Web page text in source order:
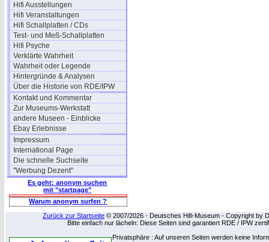
Hifi Ausstellungen
Hifi Veranstaltungen
Hifi Schallplatten / CDs
Test- und Meß-Schallplatten
Hifi Psyche
Verklärte Wahrheit
Wahrheit oder Legende
Hintergründe & Analysen
Über die Historie von RDE/IPW
Kontakt und Kommentar
Zur Museums-Werkstatt
andere Museen - Einblicke
Ebay Erlebnisse
Impressum
International Page
Die schnelle Suchseite
"Werbung Dezent"
Es geht: anonym suchen
mit "startpage"
Warum anonym surfen ?
Zurück zur Startseite © 2007/2026 - Deutsches Hifi-Museum - Copyright by
Bitte einfach nur lächeln: Diese Seiten sind garantiert RDE / IPW
Privatsphäre : Auf unseren Seiten werden keine